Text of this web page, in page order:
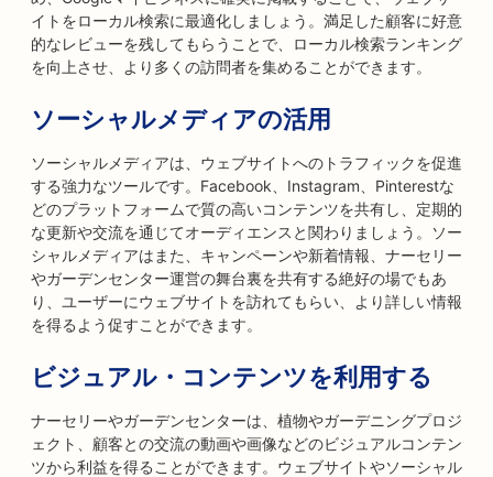
イトをローカル検索に最適化しましょう。満足した顧客に好意
的なレビューを残してもらうことで、ローカル検索ランキング
を向上させ、より多くの訪問者を集めることができます。
ソーシャルメディアの活用
ソーシャルメディアは、ウェブサイトへのトラフィックを促進
する強力なツールです。Facebook、Instagram、Pinterestな
どのプラットフォームで質の高いコンテンツを共有し、定期的
な更新や交流を通じてオーディエンスと関わりましょう。ソー
シャルメディアはまた、キャンペーンや新着情報、ナーセリー
やガーデンセンター運営の舞台裏を共有する絶好の場でもあ
り、ユーザーにウェブサイトを訪れてもらい、より詳しい情報
を得るよう促すことができます。
ビジュアル・コンテンツを利用する
ナーセリーやガーデンセンターは、植物やガーデニングプロジ
ェクト、顧客との交流の動画や画像などのビジュアルコンテン
ツから利益を得ることができます。ウェブサイトやソーシャル